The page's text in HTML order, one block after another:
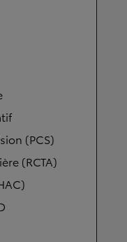
(PCS)
(RCTA)